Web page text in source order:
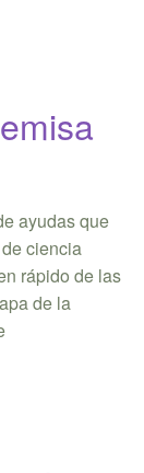
ayudas que
ciencia
rápido de las
de la